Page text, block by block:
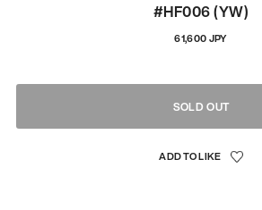
#HF006 (YW)
61,600 JPYRegular
SOLD OUT